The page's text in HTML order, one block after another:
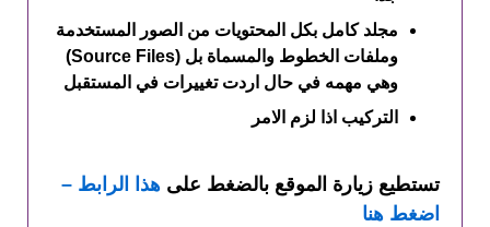
مجلد كامل بكل المحتويات من الصور المستخدمة
وملفات الخطوط والمسماة بل (Source Files)
وهي مهمه في حال اردت تغييرات في المستقبل
التركيب اذا لزم الامر
تستطيع زيارة الموقع بالضغط على هذا الرابط –
اضغط هنا